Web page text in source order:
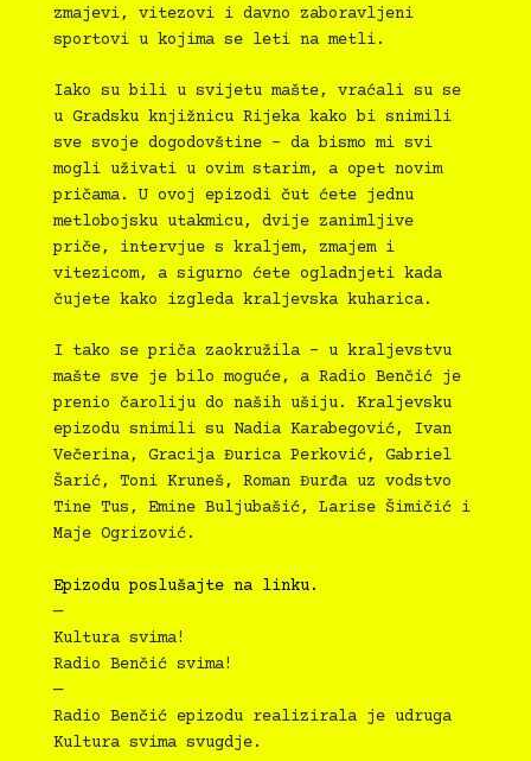
zmajevi, vitezovi i davno zaboravljeni
sportovi u kojima se leti na metli.
Iako su bili u svijetu mašte, vraćali su se
u Gradsku knjižnicu Rijeka kako bi snimili
sve svoje dogodovštine – da bismo mi svi
mogli uživati u ovim starim, a opet novim
pričama. U ovoj epizodi čut ćete jednu
metlobojsku utakmicu, dvije zanimljive
priče, intervjue s kraljem, zmajem i
vitezicom, a sigurno ćete ogladnjeti kada
čujete kako izgleda kraljevska kuharica.
I tako se priča zaokružila – u kraljevstvu
mašte sve je bilo moguće, a Radio Benčić je
prenio čaroliju do naših ušiju. Kraljevsku
epizodu snimili su Nadia Karabegović, Ivan
Večerina, Gracija Đurica Perković, Gabriel
Šarić, Toni Kruneš, Roman Đurđa uz vodstvo
Tine Tus, Emine Buljubašić, Larise Šimičić i
Maje Ogrizović.
Epizodu poslušajte na linku.
—
Kultura svima!
Radio Benčić svima!
—
Radio Benčić epizodu realizirala je udruga
Kultura svima svugdje.